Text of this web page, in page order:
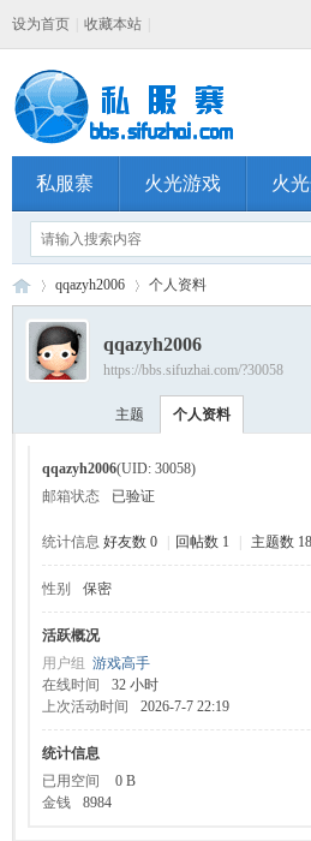
设为首页 收藏本站
私服寨 火光游戏 火
qqazyh2006 个人资料
qqazyh2006
https://bbs.sifuzhai.com/?30058
主题 个人资料
qqazyh2006(UID: 30058)
邮箱状态
已验证
统计信息 好友数 0 回帖数 1 主题数
性别 保密
活跃概况
用户组 游戏高手
在线时间
32 小时
上次活动时间
2026-7-7 22:19
统计信息
已用空间
0 B
金钱
8984